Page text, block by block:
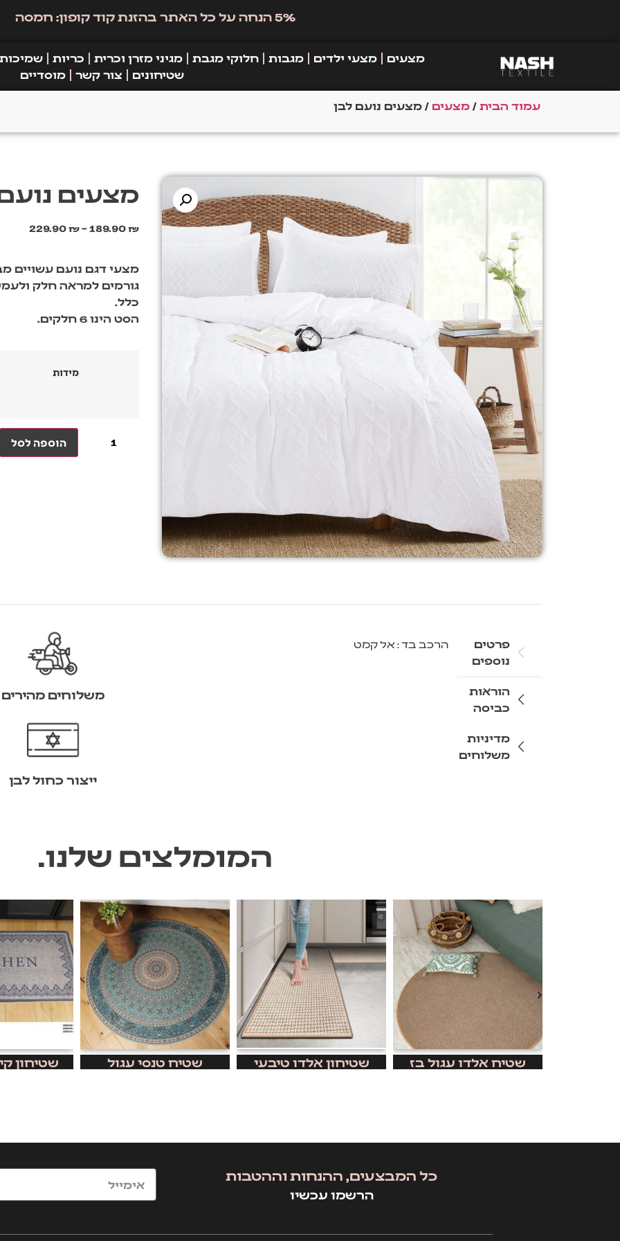
5% הנחה על כל האתר בהזנת קוד קופון: חמסה
מצעים מצעי ילדים מגבות חלוקי מגבת מגיני מזרן וכרית כריות שמיכות
שטיחונים
צור קשר מוסדיים
עמוד הבית/מצעים / מצעים נועם לבן
מצעים
189.90₪
–
229.90₪
מצעי דגם נועם עשויים
גורמים למראה חלק
כלל.
הסט הינו 6 חלקים.
מידות
הוספה לסל
פרטים
נוספים
הוראות
כביסה
מדיניות
משלוחים
הרכב בד : אל קמט
משלוחים מהירים
ייצור כחול לבן
המומלצים שלנו.
שטיח אלדו עגול בז שטיחון אלדו טיבעי שטיח טנסי עגול שטיחון
כל המבצעים, ההנחות וההטבות
הרשמו עכשיו